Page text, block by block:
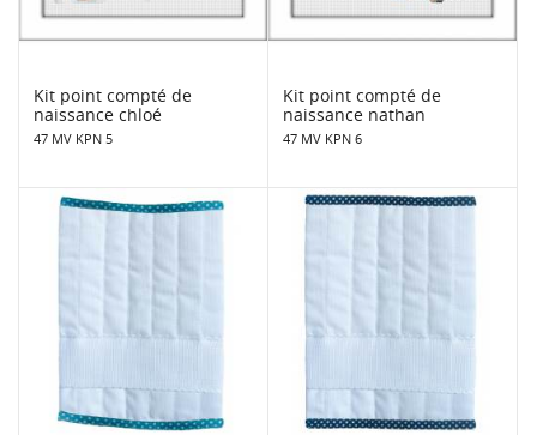
Kit point compté de
naissance chloé
47 MV KPN 5
Kit point compté de
naissance nathan
47 MV KPN 6